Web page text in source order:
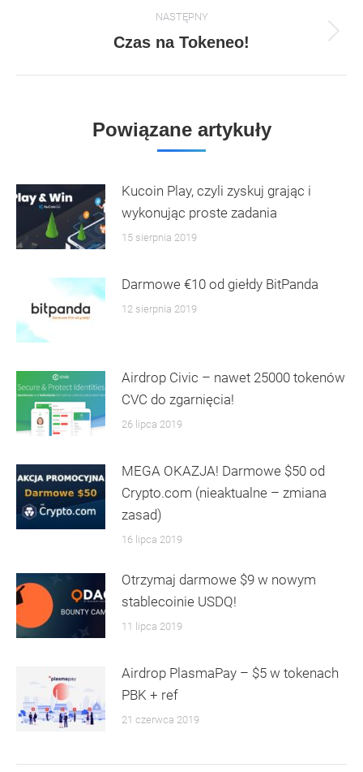
NASTĘPNY
Następny
Czas na Tokeneo!
Powiązane artykuły
Kucoin Play, czyli zyskuj grając i
wykonując proste zadania
15 sierpnia 2019
Darmowe €10 od giełdy BitPanda
12 sierpnia 2019
Airdrop Civic – nawet 25000 tokenów
CVC do zgarnięcia!
26 lipca 2019
MEGA OKAZJA! Darmowe $50 od
Crypto.com (nieaktualne – zmiana
zasad)
16 lipca 2019
Otrzymaj darmowe $9 w nowym
stablecoinie USDQ!
11 lipca 2019
Airdrop PlasmaPay – $5 w tokenach
PBK + ref
21 czerwca 2019